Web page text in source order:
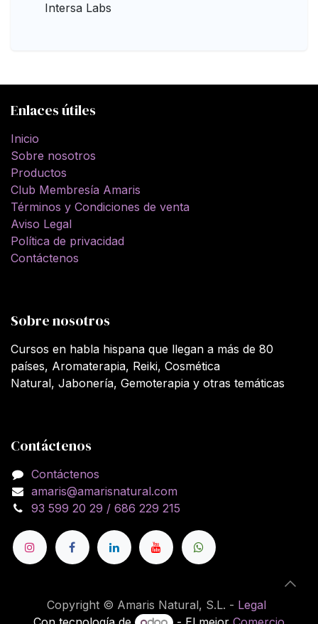
Intersa Labs
Enlaces útiles
Inicio
Sobre nosotros
Productos
Club Membresía Amaris
Términos y Condiciones de venta
Aviso Legal
Política de privacidad
Contáctenos
Sobre nosotros
Cursos en habla hispana que llegan a más de 80
países, Aromaterapia, Reiki, Cosmética
Natural, Jabonería, Gemoterapia y otras temáticas
Contáctenos
Contáctenos
amaris@amarisnatural.com
93 599 20 29 / 686 229 215
Copyright © Amaris Natural, S.L. - Legal